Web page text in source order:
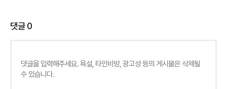
댓글0